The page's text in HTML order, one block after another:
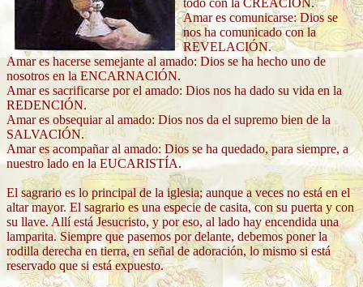
todo con la CREACIÓN.
Amar es comunicarse: Dios se
nos ha comunicado con la
REVELACIÓN.
Amar es hacerse semejante al amado: Dios se ha hecho uno de
nosotros en la ENCARNACIÓN.
Amar es sacrificarse por el amado: Dios nos ha dado su vida en la
REDENCIÓN.
Amar es obsequiar al amado: Dios nos da el supremo bien de la
SALVACIÓN.
Amar es acompañar al amado: Dios se ha quedado, para siempre, a
nuestro lado en la EUCARISTÍA.
El sagrario es lo principal de la iglesia; aunque a veces no está en el
altar mayor. El sagrario es una especie de casita, con su puerta y con
su llave. Allí está Jesucristo, y por eso, al lado hay encendida una
lamparita. Siempre que pasemos por delante, debemos poner la
rodilla derecha en tierra, en señal de adoración, lo mismo si está
reservado que si está expuesto.